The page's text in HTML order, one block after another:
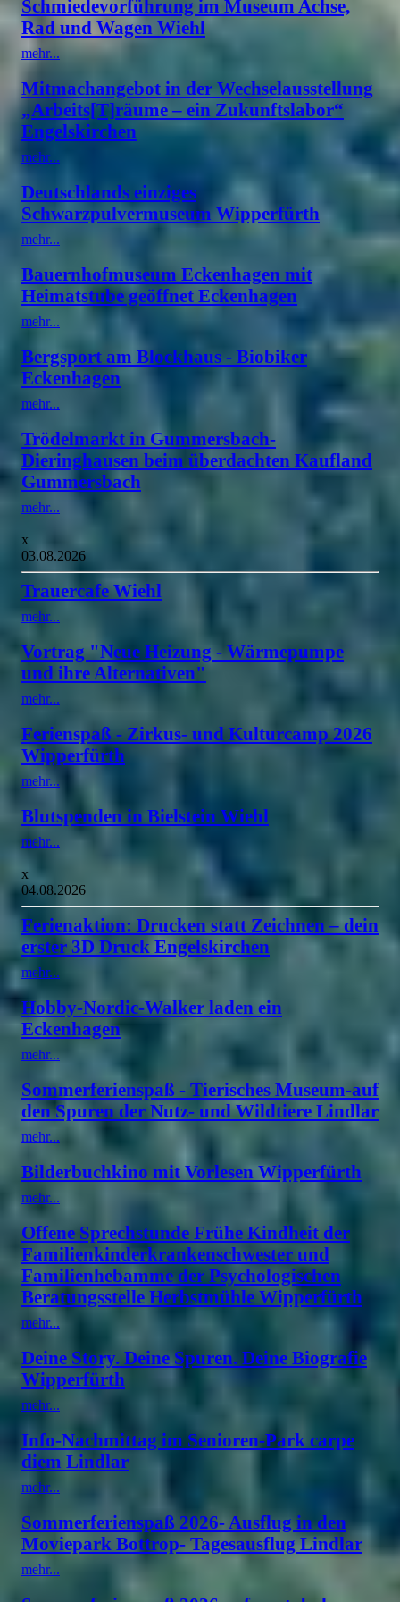
Schmiedevorführung im Museum Achse,
Rad und Wagen Wiehl
mehr...
Mitmachangebot in der Wechselausstellung
„Arbeits[T]räume – ein Zukunftslabor“
Engelskirchen
mehr...
Deutschlands einziges
Schwarzpulvermuseum Wipperfürth
mehr...
Bauernhofmuseum Eckenhagen mit
Heimatstube geöffnet Eckenhagen
mehr...
Bergsport am Blockhaus - Biobiker
Eckenhagen
mehr...
Trödelmarkt in Gummersbach-
Dieringhausen beim überdachten Kaufland
Gummersbach
mehr...
x
03.08.2026
Trauercafe Wiehl
mehr...
Vortrag "Neue Heizung - Wärmepumpe
und ihre Alternativen"
mehr...
Ferienspaß - Zirkus- und Kulturcamp 2026
Wipperfürth
mehr...
Blutspenden in Bielstein Wiehl
mehr...
x
04.08.2026
Ferienaktion: Drucken statt Zeichnen – dein
erster 3D Druck Engelskirchen
mehr...
Hobby-Nordic-Walker laden ein
Eckenhagen
mehr...
Sommerferienspaß - Tierisches Museum-auf
den Spuren der Nutz- und Wildtiere Lindlar
mehr...
Bilderbuchkino mit Vorlesen Wipperfürth
mehr...
Offene Sprechstunde Frühe Kindheit der
Familienkinderkrankenschwester und
Familienhebamme der Psychologischen
Beratungsstelle Herbstmühle Wipperfürth
mehr...
Deine Story. Deine Spuren. Deine Biografie
Wipperfürth
mehr...
Info-Nachmittag im Senioren-Park carpe
diem Lindlar
mehr...
Sommerferienspaß 2026- Ausflug in den
Moviepark Bottrop- Tagesausflug Lindlar
mehr...